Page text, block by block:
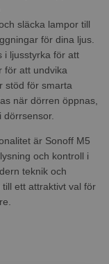
släcka lampor till
för dina ljus.
i ljusstyrka för att
för att undvika
stöd för smarta
när dörren öppnas,
är Sonoff M5
och kontroll i
teknik och
ett attraktivt val för